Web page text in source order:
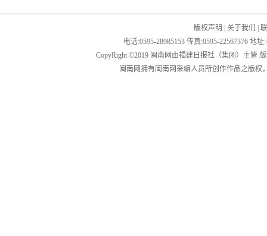
版权声明 关于我们
电话:0595-28985153 传真:0595-22567376 地
CopyRight ©2019 闽南网由福建日报社（集团）主管
闽南网拥有闽南网采编人员所创作作品之版